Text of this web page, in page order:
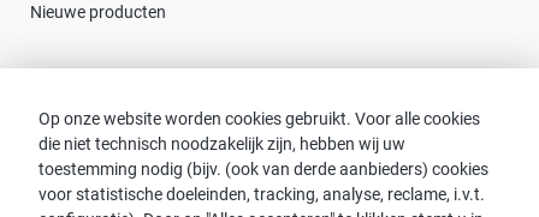
Op onze website worden cookies gebruikt. Voor alle cookies
die niet technisch noodzakelijk zijn, hebben wij uw
toestemming nodig (bijv. (ook van derde aanbieders) cookies
voor statistische doeleinden, tracking, analyse, reclame, i.v.t.
Nieuwe producten
Consulent zoeken
Contact met proWIN